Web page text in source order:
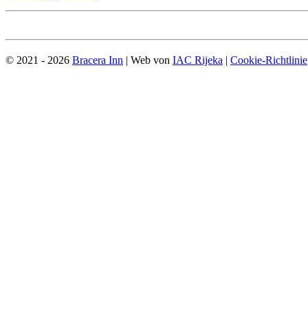
© 2021 - 2026 Bracera Inn | Web von IAC Rijeka | Cookie-Richtlinie